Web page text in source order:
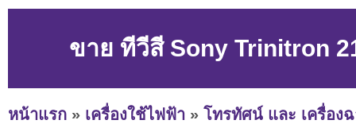
ขาย ทีวีสี Sony Trinitron
หน้าแรก » เครื่องใช้ไฟฟ้า » โทรทัศน์ และ เครื่อง